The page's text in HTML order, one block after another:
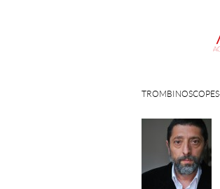
TROMBINOSCOPES